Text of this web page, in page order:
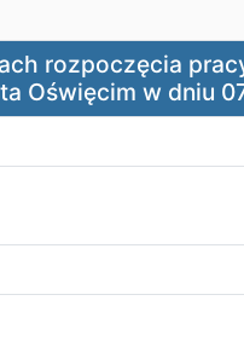
pracy
rozpoczęcia
Oświęcim w dniu